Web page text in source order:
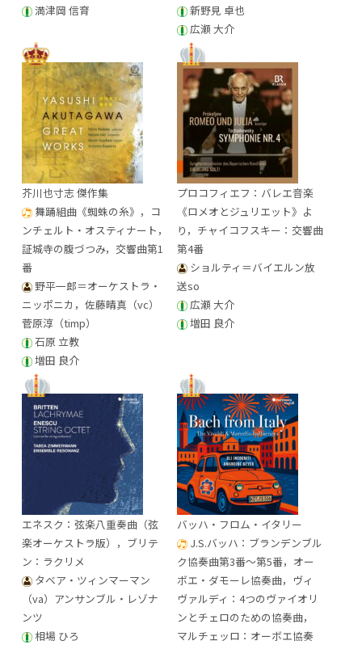
満津岡 信育
新野見 卓也
広瀬 大介
芥川也寸志 傑作集
舞踊組曲《蜘蛛の糸》，コ
ンチェルト・オスティナート，
証城寺の腹づつみ，交響曲第1
番
野平一郎＝オーケストラ・
ニッポニカ，佐藤晴真（vc）
菅原淳（timp）
石原 立教
増田 良介
プロコフィエフ：バレエ音楽
《ロメオとジュリエット》よ
り，チャイコフスキー：交響曲
第4番
ショルティ＝バイエルン放
送so
広瀬 大介
増田 良介
エネスク：弦楽八重奏曲（弦
楽オーケストラ版），ブリテ
ン：ラクリメ
タベア・ツィンマーマン
（va）アンサンブル・レゾナ
ンツ
相場 ひろ
バッハ・フロム・イタリー
J.S.バッハ：ブランデンブル
ク協奏曲第3番～第5番，オー
ボエ・ダモーレ協奏曲，ヴィ
ヴァルディ：4つのヴァイオリ
ンとチェロのための協奏曲，
マルチェッロ：オーボエ協奏